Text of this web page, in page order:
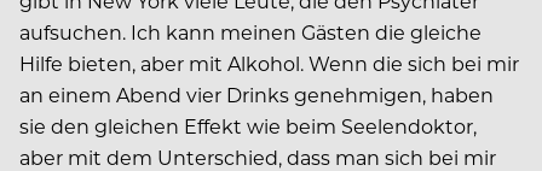
aufsuchen. Ich kann meinen Gästen die gleiche
Hilfe bieten, aber mit Alkohol. Wenn die sich bei mir
an einem Abend vier Drinks genehmigen, haben
sie den gleichen Effekt wie beim Seelendoktor,
aber mit dem Unterschied, dass man sich bei mir